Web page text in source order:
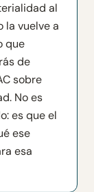
al
la vuelve a
que
de
sobre
No es
es que el
ese
esa